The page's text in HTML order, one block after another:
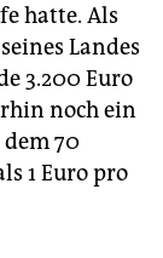
hatte. Als
Landes
3.200 Euro
noch ein
70
1 Euro pro